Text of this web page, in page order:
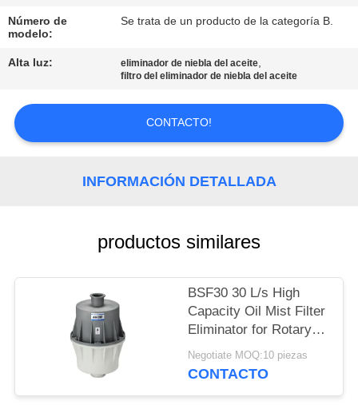
CONTACTA
CON
NOSOTROS
SOLICITAR
COMPRESSOR
SITEMAP
POLÍTICA
PRIVACIDAD
Número de
modelo:
Se trata de un producto de la categoría B.
Alta luz: eliminador de niebla del aceite,
filtro del eliminador de niebla del aceite
CONTACTO!
INFORMACIÓN DETALLADA
productos similares
BSF30 30 L/s High
Capacity Oil Mist Filter
Eliminator for Rotary
Vane Vacuum Pump
System Protection
Negotiate MOQ:10 piezas
CONTACTO